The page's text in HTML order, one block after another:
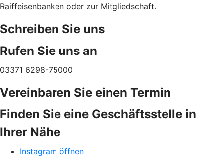
Raiffeisenbanken oder zur Mitgliedschaft.
Schreiben Sie uns
Rufen Sie uns an
03371 6298-75000
Vereinbaren Sie einen Termin
Finden Sie eine Geschäftsstelle in
Ihrer Nähe
Instagram öffnen